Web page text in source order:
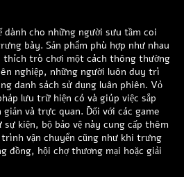
dành cho những người sưu tầm coi
bày. Sản phẩm phù hợp như nhau
thích trò chơi một cách thông thường
nghiệp, những người luôn duy trì
danh sách sử dụng luân phiên. Vỏ
lưu trữ hiện có và giúp việc sắp
và trực quan. Đối với các game
kiện, bộ bảo vệ này cung cấp thêm
vận chuyển cũng như khi trưng
đồng, hội chợ thương mại hoặc giải